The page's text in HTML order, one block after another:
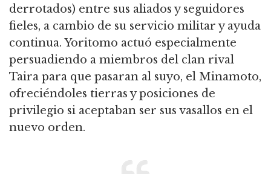
derrotados) entre sus aliados y seguidores
fieles, a cambio de su servicio militar y ayuda
continua. Yoritomo actuó especialmente
persuadiendo a miembros del clan rival
Taira para que pasaran al suyo, el Minamoto,
ofreciéndoles tierras y posiciones de
privilegio si aceptaban ser sus vasallos en el
nuevo orden.